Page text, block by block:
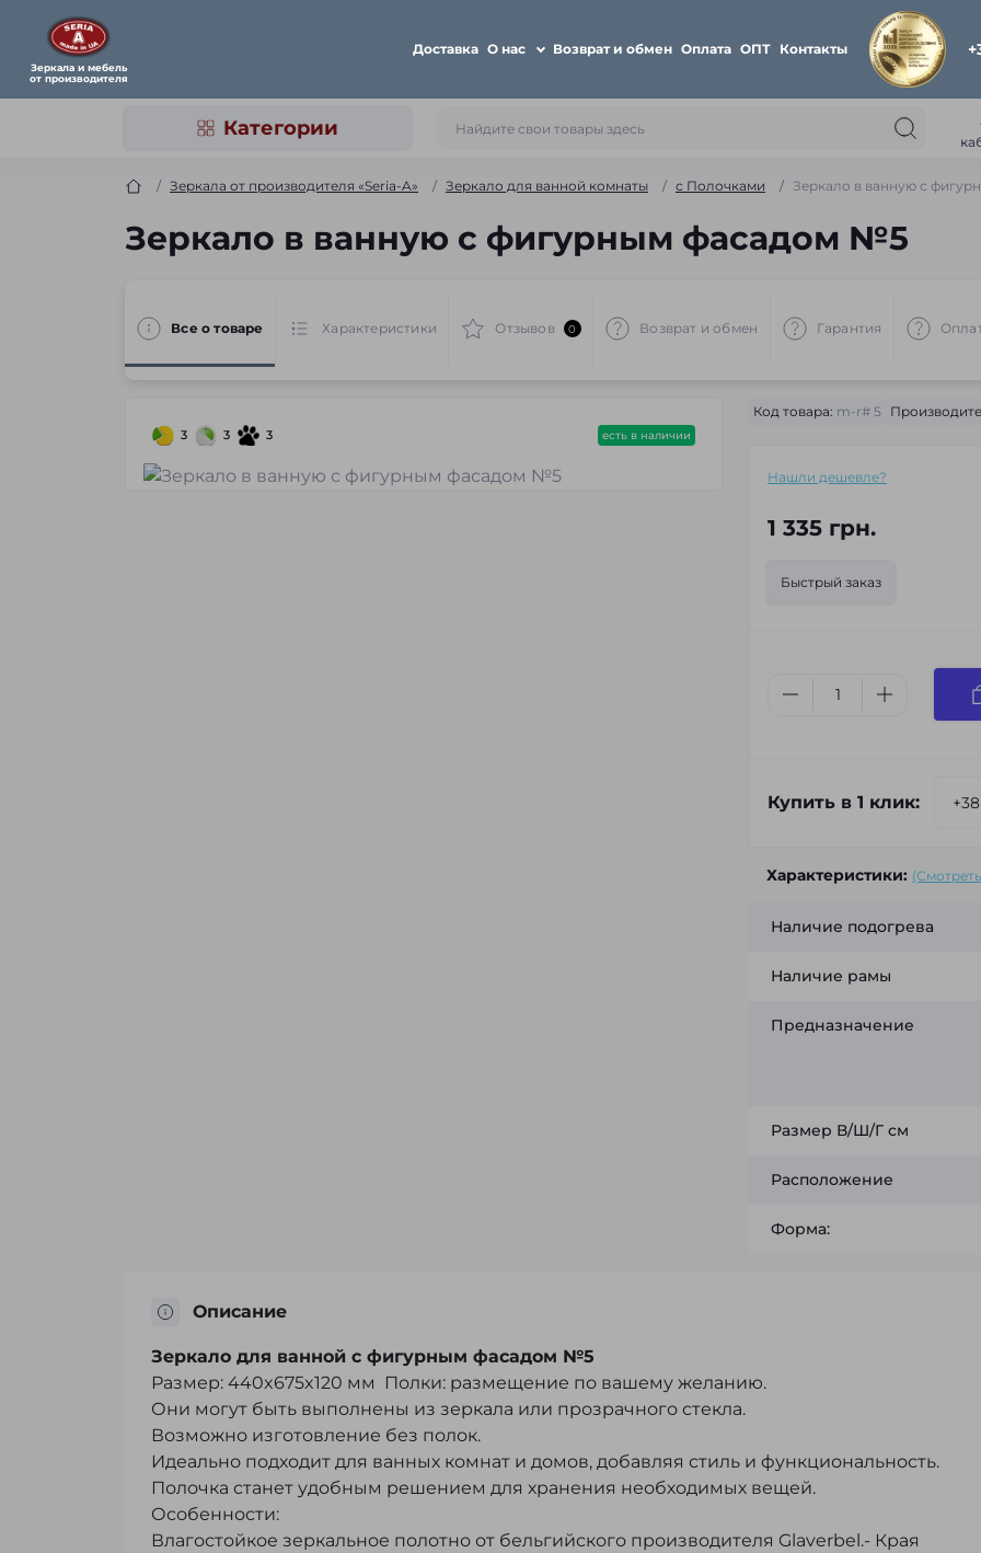
Зеркала и мебель
от производителя
Доставка О нас Возврат и обмен Оплата ОПТ Контакты
Категории
Зеркала от производителя «Seria-A» Зеркало для ванной комнаты с Полочками Зеркало в ванную с
Зеркало в ванную с фигурным фасадом №5
Все о товаре Характеристики Отзывов 0 Возврат и обмен Гарантия
3 3 3 есть в наличии
Код товара: m-r# 5
Нашли дешевле?
1 335 грн.
Быстрый заказ
Купить в 1 клик:
Характеристики:
Наличие подогрева
Наличие рамы
Предназначение
Размер В/Ш/Г см
Расположение
Форма:
Описание
Зеркало для ванной с фигурным фасадом №5
Размер: 440x675x120 мм Полки: размещение по вашему желанию.
Они могут быть выполнены из зеркала или прозрачного стекла.
Возможно изготовление без полок.
Идеально подходит для ванных комнат и домов, добавляя стиль и функциональность.
Полочка станет удобным решением для хранения необходимых вещей.
Особенности:
Влагостойкое зеркальное полотно от бельгийского производителя Glaverbel.- Края